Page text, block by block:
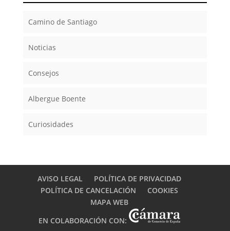
Camino de Santiago
Noticias
Consejos
Albergue Boente
Curiosidades
AVISO LEGAL
POLÍTICA DE PRIVACIDAD
POLÍTICA DE CANCELACIÓN
COOKIES
MAPA WEB
EN COLABORACIÓN CON: